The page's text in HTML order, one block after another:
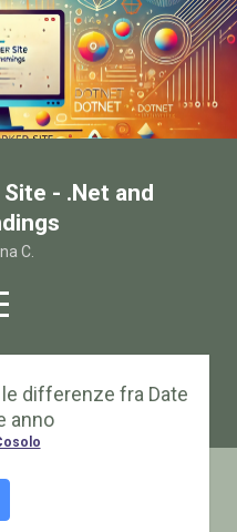
- .Net and
C.
email-form
differenze fra Date
anno